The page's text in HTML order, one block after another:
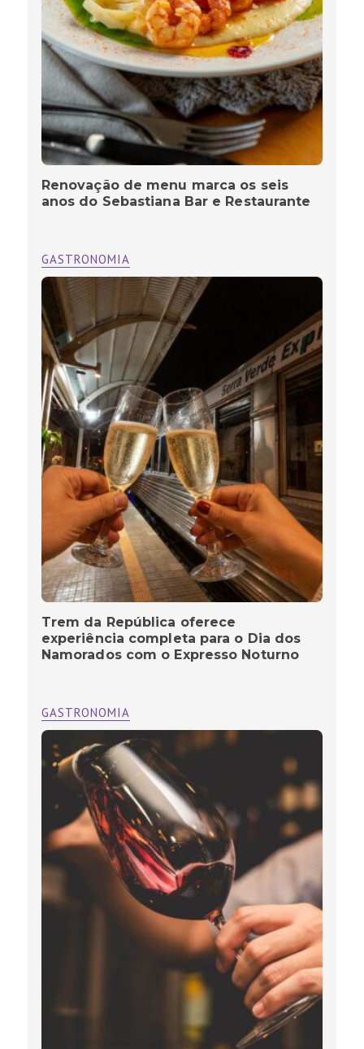
Renovação de menu marca os seis
anos do Sebastiana Bar e Restaurante
GASTRONOMIA
Trem da República oferece
experiência completa para o Dia dos
Namorados com o Expresso Noturno
GASTRONOMIA